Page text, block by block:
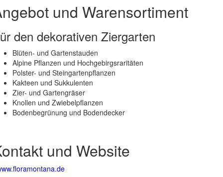
und Warensortiment
den dekorativen Ziergarten
Blüten- und Gartenstauden
Alpine Pflanzen und Hochgebirgsraritäten
Polster- und Steingartenpflanzen
Kakteen und Sukkulenten
Zier- und Gartengräser
Knollen und Zwiebelpflanzen
Bodenbegrünung und Bodendecker
und Website